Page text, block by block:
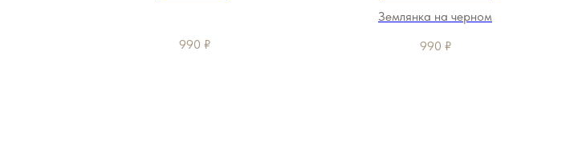
990 ₽
Землянка на черном
990 ₽